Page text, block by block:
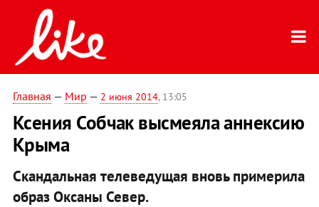
Главная — Мир — 2 июня 2014, 13:05
Ксения Собчак высмеяла аннексию
Крыма
Скандальная телеведущая вновь примерила
образ Оксаны Север.